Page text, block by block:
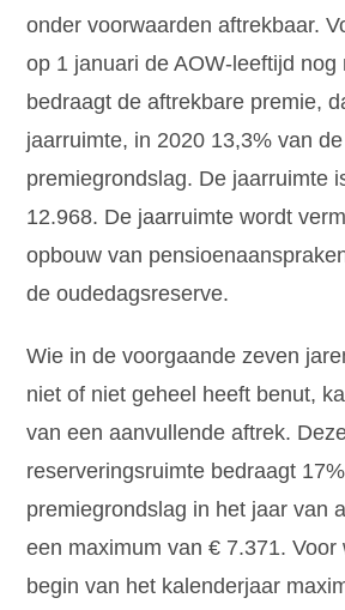
onder voorwaarden aftrekbaar.
op 1 januari de AOW-leeftijd nog
bedraagt de aftrekbare premie,
jaarruimte, in 2020 13,3% van de
premiegrondslag. De jaarruimte
12.968. De jaarruimte wordt
opbouw van
de oudedagsreserve.
Wie in de voorgaande zeven
niet of niet geheel heeft benut,
van een aanvullende aftrek.
reserveringsruimte bedraagt
premiegrondslag in het jaar van
een maximum van € 7.371. Voor
begin van het kalenderjaar